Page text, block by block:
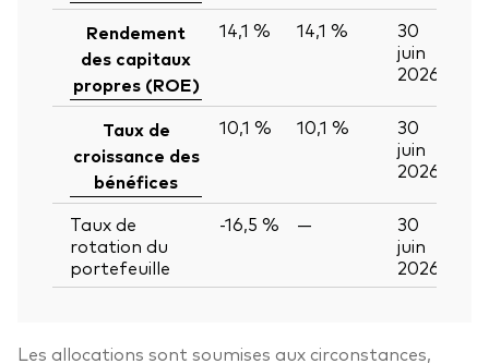
Rendement
des capitaux
propres (ROE)
14,1 % 14,1 %
30
juin
2026
Taux de
croissance des
bénéfices
10,1 % 10,1 %
30
juin
2026
Taux de
rotation du
portefeuille
-16,5 % —
30
juin
2026
Les allocations sont soumises aux circonstances,